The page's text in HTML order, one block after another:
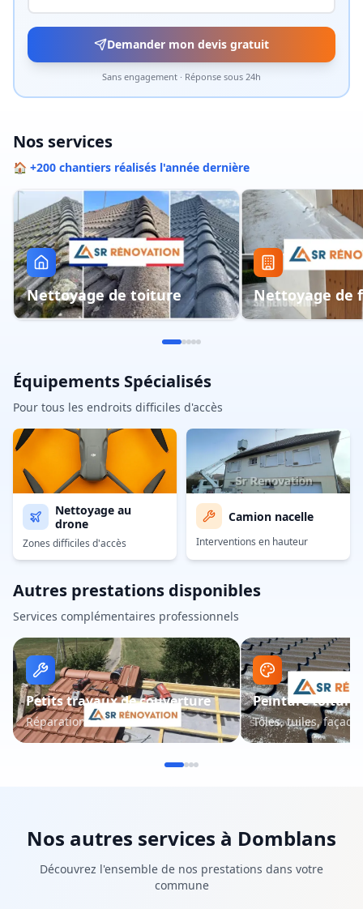
Demander mon devis gratuit
Sans engagement · Réponse sous 24h
Nos services
🏠 +200 chantiers réalisés l'année dernière
Nettoyage de toiture Nettoyage de
Équipements Spécialisés
Pour tous les endroits difficiles d'accès
Nettoyage au
drone
Zones difficiles d'accès
Camion nacelle
Interventions en hauteur
Autres prestations disponibles
Services complémentaires professionnels
Petits travaux de couverture
Réparations et entretien
Peinture toiture
Tôles, tuiles,
Nos autres services à Domblans
Découvrez l'ensemble de nos prestations dans votre
commune